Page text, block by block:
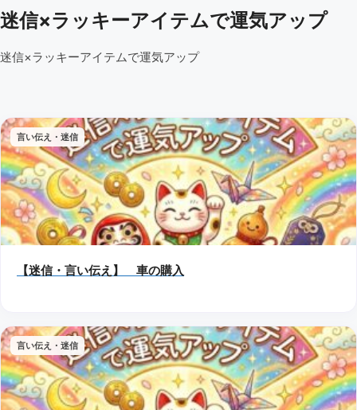
迷信×ラッキーアイテムで運気アップ
迷信×ラッキーアイテムで運気アップ
言い伝え・迷信
【迷信・言い伝え】 車の購入
言い伝え・迷信